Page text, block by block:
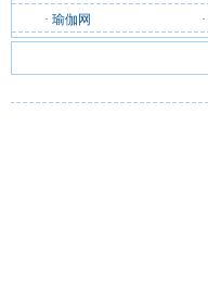
· 瑜伽网 ·